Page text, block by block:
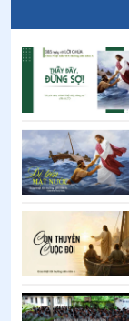
11.Ngày 26/7 -
12 Ngày 26/7 -
.Ngày 25/7 -
14.Ngày 23/7 -
15.Ngày 22/7 -
16.Ngày 15/7 -
17.Ngày 15/7 -
18.Ngày 15/7 -